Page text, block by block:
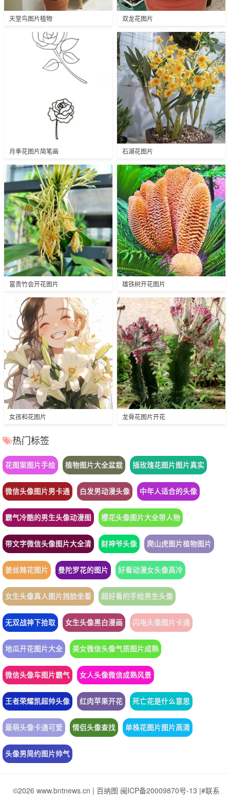
天堂鸟图片植物 双龙花图片
月季花图片简笔画 石湖花图片
富贵竹会开花图片 雄铁树开花图片
女孩和花图片 龙骨花图片开花
热门标签
花图案图片手绘 植物图片大全盆栽 插玫瑰花图片图片真实
微信头像图片男卡通 白发男动漫头像 中年人适合的头像
霸气冷酷的男生头像动漫图 樱花头像图片大全带人物
带文字微信头像图片大全清 财神爷头像 爬山虎图片植物图片
姜丝辣花图片 曼陀罗花的图片 好看动漫女头像高冷
女生头像真人图片挡脸坐着 超好看的手绘男生头像
无双战神下拾取 女生头像黑白漫画 闪电头像图片卡通
地瓜开花图片大全 美女微信头像气质图片成熟
微信头像车图片霸气 女人头像微信成熟风景
王者荣耀凯超帅头像 红肉苹果开花 死亡花是什么意思
最萌头像卡通可爱 情侣头像查找 单株花图片图片高清
头像男简约图片帅气
©2026 www.bntnews.cn | 百纳图 闽ICP备20009870号-13 |#联系